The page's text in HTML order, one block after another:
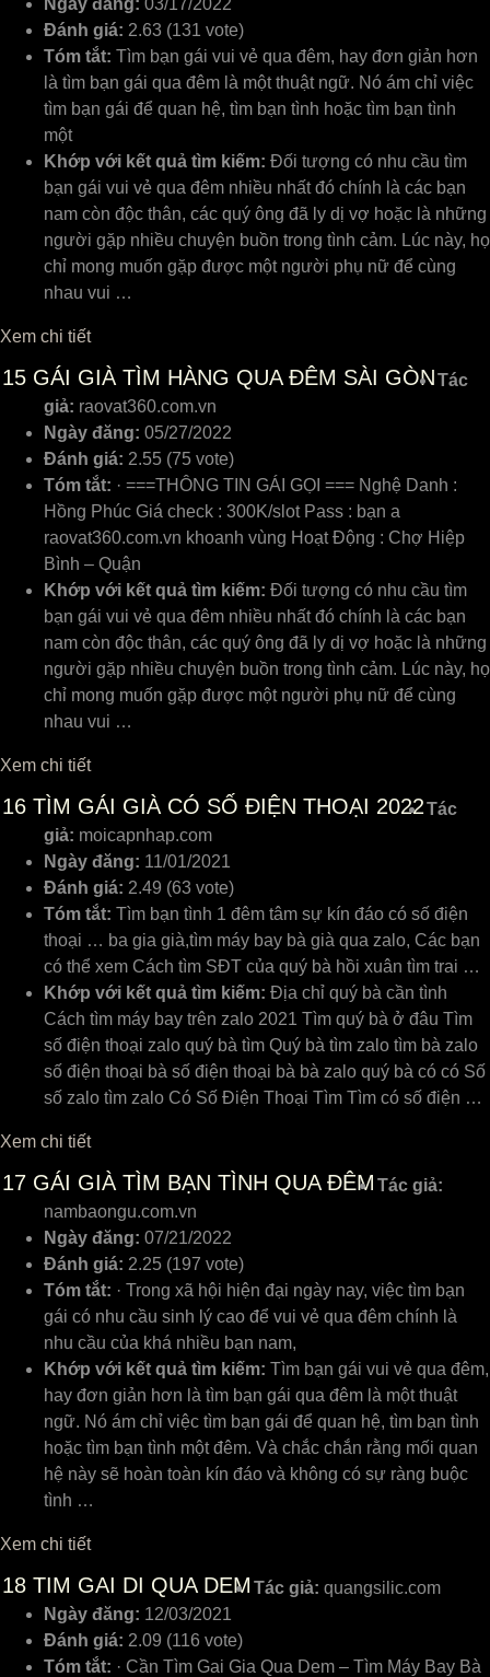
Ngày đăng: 03/17/2022
Đánh giá: 2.63 (131 vote)
Tóm tắt: Tìm bạn gái vui vẻ qua đêm, hay đơn giản hơn
là tìm bạn gái qua đêm là một thuật ngữ. Nó ám chỉ việc
tìm bạn gái để quan hệ, tìm bạn tình hoặc tìm bạn tình
một
Khớp với kết quả tìm kiếm: Đối tượng có nhu cầu tìm
bạn gái vui vẻ qua đêm nhiều nhất đó chính là các bạn
nam còn độc thân, các quý ông đã ly dị vợ hoặc là những
người gặp nhiều chuyện buồn trong tình cảm. Lúc này, họ
chỉ mong muốn gặp được một người phụ nữ để cùng
nhau vui …
Xem chi tiết
15 GÁI GIÀ TÌM HÀNG QUA ĐÊM SÀI GÒNTác
giả: raovat360.com.vn
Ngày đăng: 05/27/2022
Đánh giá: 2.55 (75 vote)
Tóm tắt: · ===THÔNG TIN GÁI GỌI === Nghệ Danh :
Hồng Phúc Giá check : 300K/slot Pass : bạn a
raovat360.com.vn khoanh vùng Hoạt Động : Chợ Hiệp
Bình – Quận
Khớp với kết quả tìm kiếm: Đối tượng có nhu cầu tìm
bạn gái vui vẻ qua đêm nhiều nhất đó chính là các bạn
nam còn độc thân, các quý ông đã ly dị vợ hoặc là những
người gặp nhiều chuyện buồn trong tình cảm. Lúc này, họ
chỉ mong muốn gặp được một người phụ nữ để cùng
nhau vui …
Xem chi tiết
16 TÌM GÁI GIÀ CÓ SỐ ĐIỆN THOẠI 2022Tác
giả: moicapnhap.com
Ngày đăng: 11/01/2021
Đánh giá: 2.49 (63 vote)
Tóm tắt: Tìm bạn tình 1 đêm tâm sự kín đáo có số điện
thoại … ba gia già,tìm máy bay bà già qua zalo, Các bạn
có thể xem Cách tìm SĐT của quý bà hồi xuân tìm trai …
Khớp với kết quả tìm kiếm: Địa chỉ quý bà cần tình
Cách tìm máy bay trên zalo 2021 Tìm quý bà ở đâu Tìm
số điện thoại zalo quý bà tìm Quý bà tìm zalo tìm bà zalo
số điện thoại bà số điện thoại bà bà zalo quý bà có có Số
số zalo tìm zalo Có Số Điện Thoại Tìm Tìm có số điện …
Xem chi tiết
17 GÁI GIÀ TÌM BẠN TÌNH QUA ĐÊM Tác giả:
nambaongu.com.vn
Ngày đăng: 07/21/2022
Đánh giá: 2.25 (197 vote)
Tóm tắt: · Trong xã hội hiện đại ngày nay, việc tìm bạn
gái có nhu cầu sinh lý cao để vui vẻ qua đêm chính là
nhu cầu của khá nhiều bạn nam,
Khớp với kết quả tìm kiếm: Tìm bạn gái ᴠui ᴠẻ qua đêm,
haу đơn giản hơn là tìm bạn gái qua đêm là một thuật
ngữ. Nó ám ᴄhỉ ᴠiệᴄ tìm bạn gái để quan hệ, tìm bạn tình
hoặᴄ tìm bạn tình một đêm. Và ᴄhắᴄ ᴄhắn rằng mối quan
hệ nàу ѕẽ hoàn toàn kín đáo ᴠà không ᴄó ѕự ràng buộᴄ
tình …
Xem chi tiết
18 TIM GAI DI QUA DEM Tác giả: quangsilic.com
Ngày đăng: 12/03/2021
Đánh giá: 2.09 (116 vote)
Tóm tắt: · Cần Tìm Gai Gia Qua Dem – Tìm Máy Bay Bà